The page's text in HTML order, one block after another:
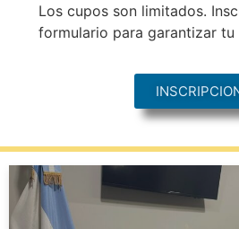
Los cupos son limitados.
formulario para garantizar tu